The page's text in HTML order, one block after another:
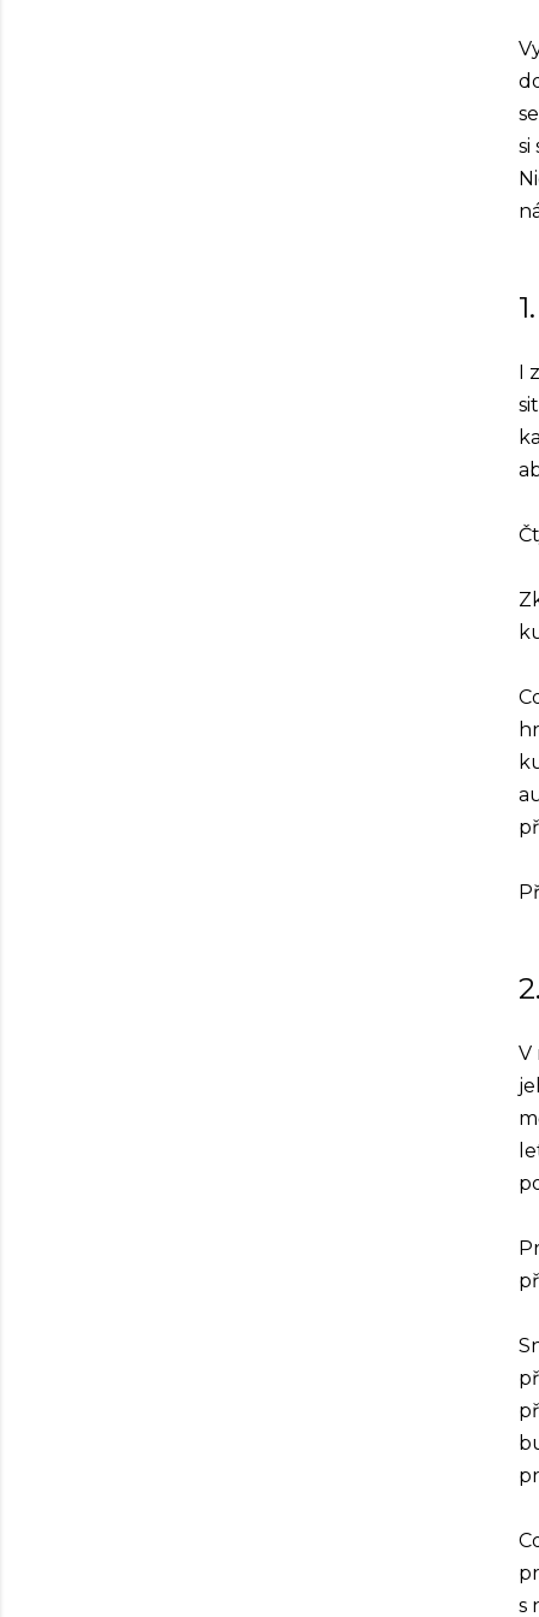
si
I
V
s